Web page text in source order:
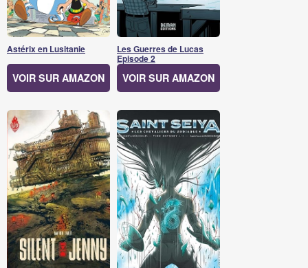
Astérix en Lusitanie
VOIR SUR AMAZON
Les Guerres de Lucas
Episode 2
VOIR SUR AMAZON